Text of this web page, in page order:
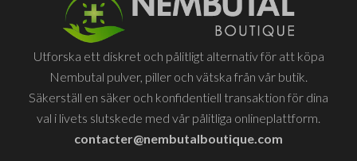
produktsidan
Utforska ett diskret och pålitligt alternativ för att köpa
Nembutal pulver, piller och vätska från vår butik.
Säkerställ en säker och konfidentiell transaktion för dina
val i livets slutskede med vår pålitliga onlineplattform.
contacter@nembutalboutique.com